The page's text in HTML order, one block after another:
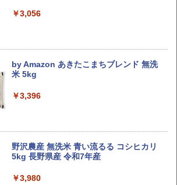
￥3,056
by Amazon あきたこまちブレンド 無洗
米 5kg
￥3,396
野沢農産 無洗米 青い流るる コシヒカリ
5kg 長野県産 令和7年産
￥3,980